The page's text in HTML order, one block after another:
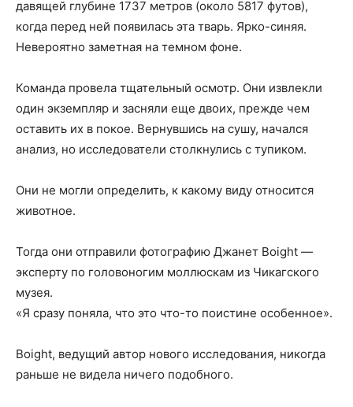
давящей глубине 1737 метров (около 5817 футов),
когда перед ней появилась эта тварь. Ярко-синяя.
Невероятно заметная на темном фоне.
Команда провела тщательный осмотр. Они извлекли
один экземпляр и засняли еще двоих, прежде чем
оставить их в покое. Вернувшись на сушу, начался
анализ, но исследователи столкнулись с тупиком.
Они не могли определить, к какому виду относится
животное.
Тогда они отправили фотографию Джанет Воight —
эксперту по головоногим моллюскам из Чикагского
музея.
«Я сразу поняла, что это что-то поистине особенное».
Воight, ведущий автор нового исследования, никогда
раньше не видела ничего подобного.